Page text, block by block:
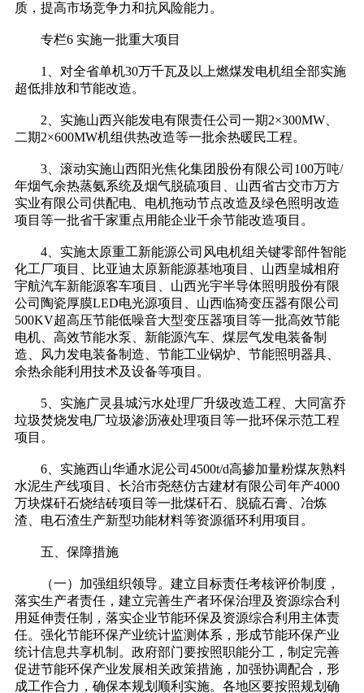
质，提高市场竞争力和抗风险能力。
专栏6 实施一批重大项目
1、对全省单机30万千瓦及以上燃煤发电机组全部实施
超低排放和节能改造。
2、实施山西兴能发电有限责任公司一期2×300MW、
二期2×600MW机组供热改造等一批余热暖民工程。
3、滚动实施山西阳光焦化集团股份有限公司100万吨/
年烟气余热蒸氨系统及烟气脱硫项目、山西省古交市万方
实业有限公司供配电、电机拖动节点改造及绿色照明改造
项目等一批省千家重点用能企业千余节能改造项目。
4、实施太原重工新能源公司风电机组关键零部件智能
化工厂项目、比亚迪太原新能源基地项目、山西皇城相府
宇航汽车新能源客车项目、山西光宇半导体照明股份有限
公司陶瓷厚膜LED电光源项目、山西临猗变压器有限公司
500KV超高压节能低噪音大型变压器项目等一批高效节能
电机、高效节能水泵、新能源汽车、煤层气发电装备制
造、风力发电装备制造、节能工业锅炉、节能照明器具、
余热余能利用技术及设备等项目。
5、实施广灵县城污水处理厂升级改造工程、大同富乔
垃圾焚烧发电厂垃圾渗沥液处理项目等一批环保示范工程
项目。
6、实施西山华通水泥公司4500t/d高掺加量粉煤灰熟料
水泥生产线项目、长治市尧慈仿古建材有限公司年产4000
万块煤矸石烧结砖项目等一批煤矸石、脱硫石膏、冶炼
渣、电石渣生产新型功能材料等资源循环利用项目。
五、保障措施
（一）加强组织领导。建立目标责任考核评价制度，
落实生产者责任，建立完善生产者环保治理及资源综合利
用延伸责任制，落实企业节能环保及资源综合利用主体责
任。强化节能环保产业统计监测体系，形成节能环保产业
统计信息共享机制。政府部门要按照职能分工，制定完善
促进节能环保产业发展相关政策措施，加强协调配合，形
成工作合力，确保本规划顺利实施。各地区要按照规划确